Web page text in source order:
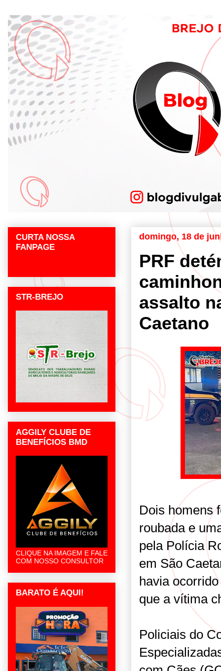
domingo, 18 de
PRF
assalto
Caetano
Dois homens
roubada e
pela Polícia
em São
havia
que a vítima
Policiais do
CURTA NOSSA
FANPAGE
STR-BREJO
AGGILY CLUBE DE
BENEFÍCIOS BMD
CLIQUE NA IMAGEM E FALE
COM NOSSO CONSULTOR
BARATO É AQUI!